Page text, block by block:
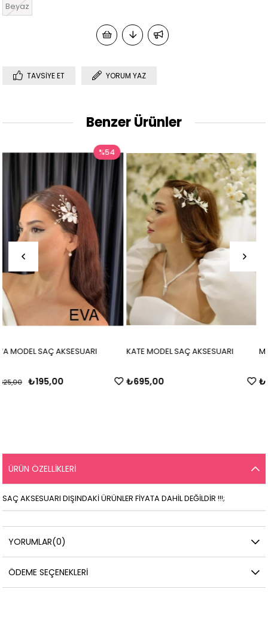
Beyaz
TAVSIYE ET YORUM YAZ
Benzer Ürünler
KATE MODEL SAÇ AKSESUARI
₺695,00
MİA MODEL SAÇ AKSESUARI
₺495,00
ÜRÜN ÖZELLIKLERI
SAÇ AKSESUARI DIŞINDAKİ ÜRÜNLER FİYATA DAHİL DEĞİLDİR !!!;
YORUMLAR(0)
ÖDEME SEÇENEKLERI